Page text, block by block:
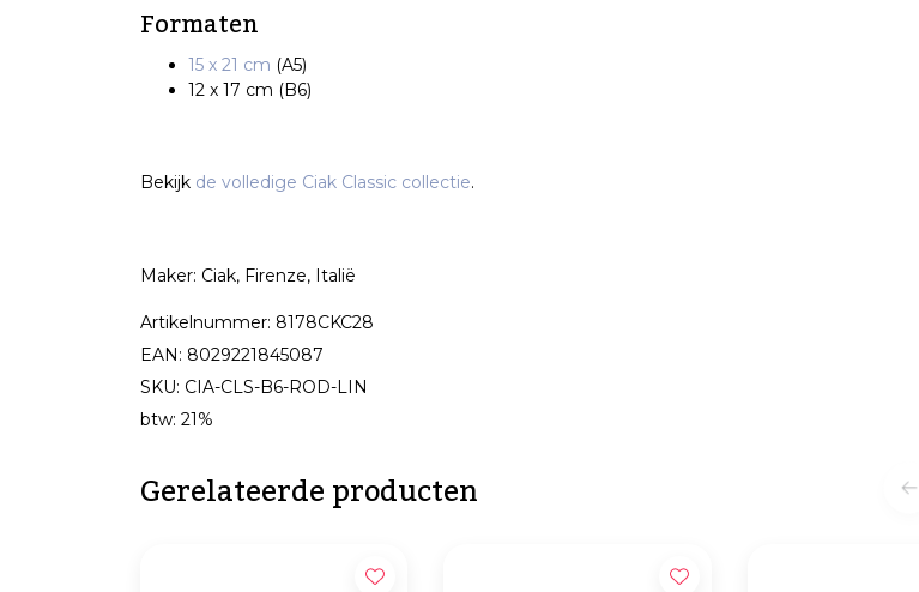
Formaten
15 x 21 cm (A5)
12 x 17 cm (B6)
Bekijk de volledige Ciak Classic collectie.
Maker: Ciak, Firenze, Italië
Artikelnummer: 8178CKC28
EAN: 8029221845087
SKU: CIA-CLS-B6-ROD-LIN
btw: 21%
Gerelateerde producten